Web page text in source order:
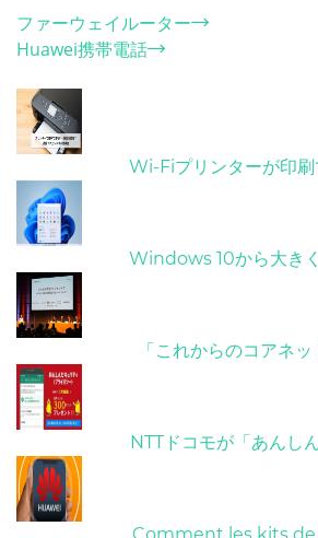
ファーウェイルーター
Huawei携帯電話
Wi-Fiプリンターが印刷
Windows 10から大き
「これからのコアネッ
NTTドコモが「あんし